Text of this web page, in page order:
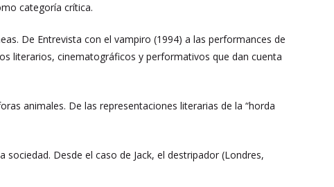
categoría crítica.
De Entrevista con el vampiro (1994) a las performances de
literarios, cinematográficos y performativos que dan cuenta
animales. De las representaciones literarias de la “horda
Desde el caso de Jack, el destripador (Londres,